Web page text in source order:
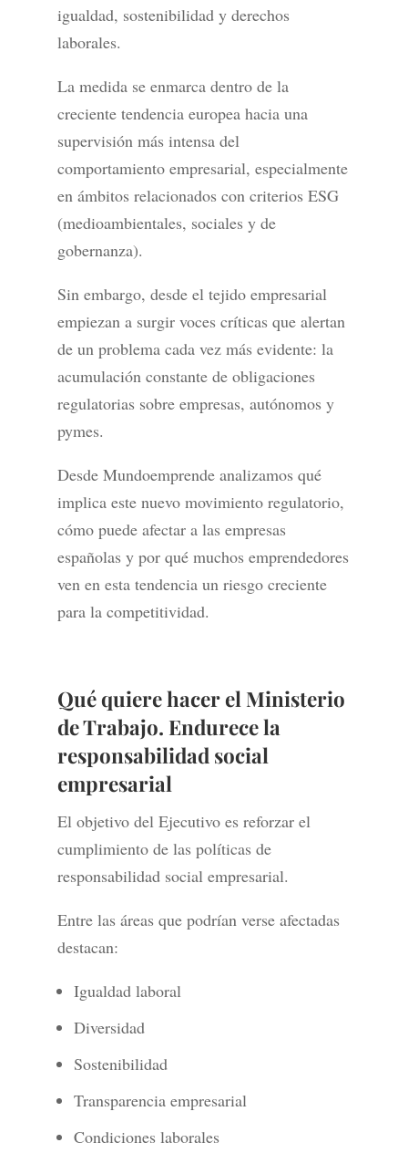
igualdad, sostenibilidad y derechos
laborales.
La medida se enmarca dentro de la
creciente tendencia europea hacia una
supervisión más intensa del
comportamiento empresarial, especialmente
en ámbitos relacionados con criterios ESG
(medioambientales, sociales y de
gobernanza).
Sin embargo, desde el tejido empresarial
empiezan a surgir voces críticas que alertan
de un problema cada vez más evidente: la
acumulación constante de obligaciones
regulatorias sobre empresas, autónomos y
pymes.
Desde Mundoemprende analizamos qué
implica este nuevo movimiento regulatorio,
cómo puede afectar a las empresas
españolas y por qué muchos emprendedores
ven en esta tendencia un riesgo creciente
para la competitividad.
Qué quiere hacer el Ministerio
de Trabajo. Endurece la
responsabilidad social
empresarial
El objetivo del Ejecutivo es reforzar el
cumplimiento de las políticas de
responsabilidad social empresarial.
Entre las áreas que podrían verse afectadas
destacan:
Igualdad laboral
Diversidad
Sostenibilidad
Transparencia empresarial
Condiciones laborales